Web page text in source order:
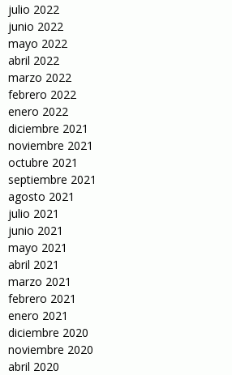
julio 2022
junio 2022
mayo 2022
abril 2022
marzo 2022
febrero 2022
enero 2022
diciembre 2021
noviembre 2021
octubre 2021
septiembre 2021
agosto 2021
julio 2021
junio 2021
mayo 2021
abril 2021
marzo 2021
febrero 2021
enero 2021
diciembre 2020
noviembre 2020
abril 2020